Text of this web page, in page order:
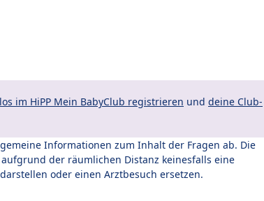
im HiPP Mein BabyClub registrieren und deine Club-
Informationen zum Inhalt der Fragen ab. Die
der räumlichen Distanz keinesfalls eine
oder einen Arztbesuch ersetzen.